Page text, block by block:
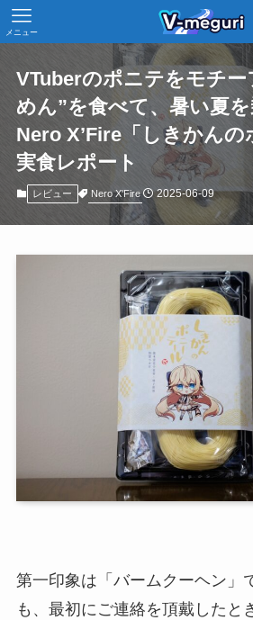
メニュー
VTuberのポニテをモチー
めん”を食べて、暑い夏を
Nero X’Fire「しきかんの
実食レポート
レビュー Nero X'Fire 2025-06-09
第一印象は「バームクーヘン」
も、最初にご連絡を頂戴したと